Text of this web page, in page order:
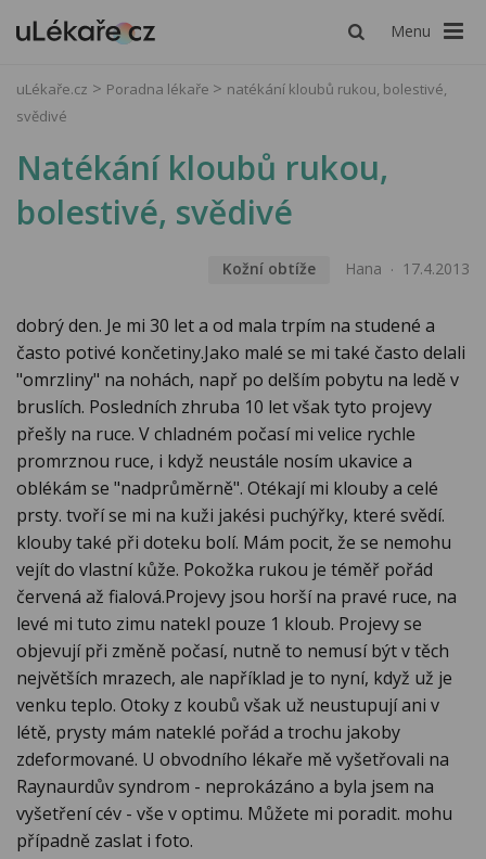
Menu
uLékaře.cz Poradna lékaře
natékání kloubů rukou, bolestivé,
svědivé
Natékání kloubů rukou,
bolestivé, svědivé
Kožní obtíže Hana 17.4.2013
dobrý den. Je mi 30 let a od mala trpím na studené a
často potivé končetiny.Jako malé se mi také často delali
"omrzliny" na nohách, např po delším pobytu na ledě v
bruslích. Posledních zhruba 10 let však tyto projevy
přešly na ruce. V chladném počasí mi velice rychle
promrznou ruce, i když neustále nosím ukavice a
oblékám se "nadprůměrně". Otékají mi klouby a celé
prsty. tvoří se mi na kuži jakési puchýřky, které svědí.
klouby také při doteku bolí. Mám pocit, že se nemohu
vejít do vlastní kůže. Pokožka rukou je téměř pořád
červená až fialová.Projevy jsou horší na pravé ruce, na
levé mi tuto zimu natekl pouze 1 kloub. Projevy se
objevují při změně počasí, nutně to nemusí být v těch
největších mrazech, ale například je to nyní, když už je
venku teplo. Otoky z koubů však už neustupují ani v
létě, prysty mám nateklé pořád a trochu jakoby
zdeformované. U obvodního lékaře mě vyšetřovali na
Raynaurdův syndrom - neprokázáno a byla jsem na
vyšetření cév - vše v optimu. Můžete mi poradit. mohu
případně zaslat i foto.